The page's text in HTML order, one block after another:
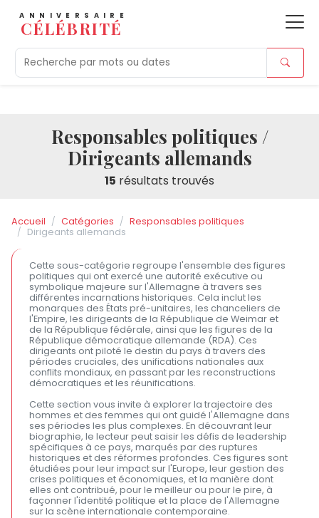
ANNIVERSAIRE
CÉLÉBRITÉ
Aujourd'hui Tendances Morts
Responsables politiques /
Dirigeants allemands
15 résultats trouvés
Accueil Catégories
Responsables politiques
Dirigeants allemands
Cette sous-catégorie regroupe l'ensemble des figures
politiques qui ont exercé une autorité exécutive ou
symbolique majeure sur l'Allemagne à travers ses
différentes incarnations historiques. Cela inclut les
monarques des États pré-unitaires, les chanceliers de
l'Empire, les dirigeants de la République de Weimar et
de la République fédérale, ainsi que les figures de la
République démocratique allemande (RDA). Ces
dirigeants ont piloté le destin du pays à travers des
périodes cruciales, des unifications nationales aux
conflits mondiaux, en passant par les reconstructions
démocratiques et les réunifications.
Cette section vous invite à explorer la trajectoire des
hommes et des femmes qui ont guidé l'Allemagne dans
ses périodes les plus complexes. En découvrant leur
biographie, le lecteur peut saisir les défis de leadership
spécifiques à ce pays, marqués par des ruptures
historiques et des réformes profondes. Ces figures sont
étudiées pour leur impact sur l'Europe, leur gestion des
crises politiques et économiques, et la manière dont
elles ont contribué, pour le meilleur ou pour le pire, à
façonner l'identité politique et la place de l'Allemagne
sur la scène internationale contemporaine.